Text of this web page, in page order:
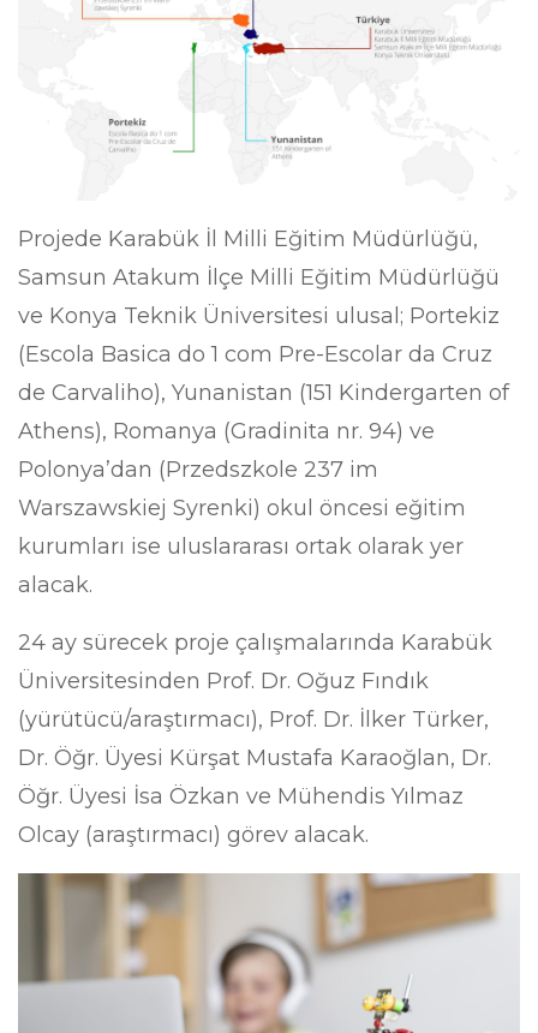
Projede Karabük İl Milli Eğitim Müdürlüğü,
Samsun Atakum İlçe Milli Eğitim Müdürlüğü
ve Konya Teknik Üniversitesi ulusal; Portekiz
(Escola Basica do 1 com Pre-Escolar da Cruz
de Carvaliho), Yunanistan (151 Kindergarten of
Athens), Romanya (Gradinita nr. 94) ve
Polonya’dan (Przedszkole 237 im
Warszawskiej Syrenki) okul öncesi eğitim
kurumları ise uluslararası ortak olarak yer
alacak.
24 ay sürecek proje çalışmalarında Karabük
Üniversitesinden Prof. Dr. Oğuz Fındık
(yürütücü/araştırmacı), Prof. Dr. İlker Türker,
Dr. Öğr. Üyesi Kürşat Mustafa Karaoğlan, Dr.
Öğr. Üyesi İsa Özkan ve Mühendis Yılmaz
Olcay (araştırmacı) görev alacak.